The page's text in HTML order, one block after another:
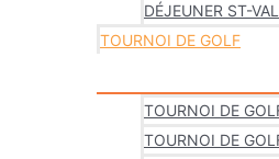
DÉJEUNER ST-
TOURNOI DE GOLF
TOURNOI DE
TOURNOI DE